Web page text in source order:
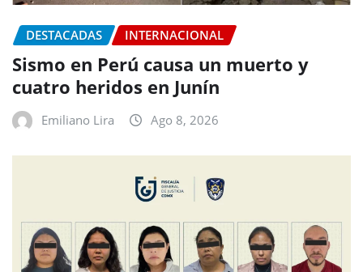
DESTACADAS INTERNACIONAL
Sismo en Perú causa un muerto y
cuatro heridos en Junín
Emiliano Lira Ago 8, 2026